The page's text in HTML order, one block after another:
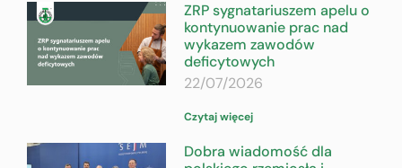
ZRP sygnatariuszem apelu o
kontynuowanie prac nad
wykazem zawodów
deficytowych
22/07/2026
Czytaj więcej
Dobra wiadomość dla